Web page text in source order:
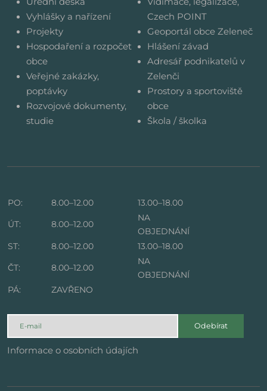
Vyhlášky a nařízení
Projekty
Hospodaření a rozpočet
obce
Veřejné zakázky,
poptávky
Rozvojové dokumenty,
studie
Czech POINT
Geoportál obce Zeleneč
Hlášení závad
Adresář podnikatelů v
Zelenči
Prostory a sportoviště
obce
Škola / školka
PO: 8.00–12.00
13.00–18.00
ÚT:
8.00–12.00
NA
OBJEDNÁNÍ
ST:
8.00–12.00
13.00–18.00
ČT:
8.00–12.00
NA
OBJEDNÁNÍ
PÁ:
ZAVŘENO
Odebírat
Informace o osobních údajích